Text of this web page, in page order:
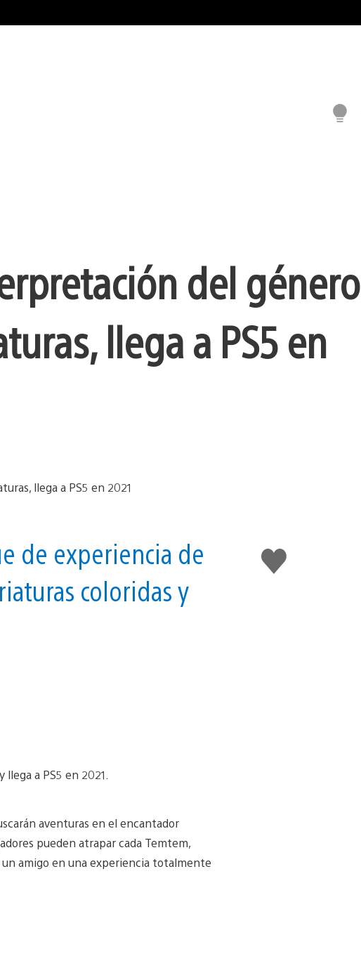
del género
llega a PS5 en
Me
gusta
de experiencia de
coloridas y
a PS5 en 2021.
aventuras en el encantador
pueden atrapar cada Temtem,
un amigo en una experiencia totalmente